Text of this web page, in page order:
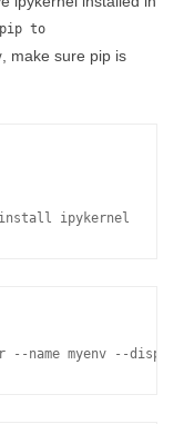
pip to
, make sure pip is